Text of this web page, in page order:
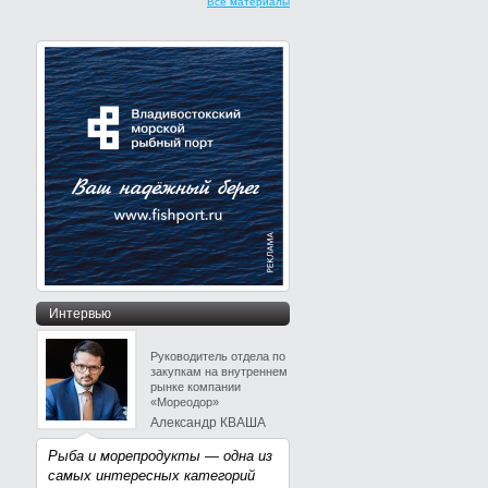
Интервью
Руководитель отдела по
закупкам на внутреннем
рынке компании
«Мореодор»
Александр КВАША
Рыба и морепродукты — одна из
самых интересных категорий